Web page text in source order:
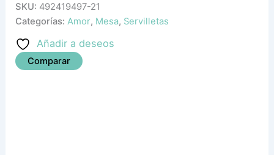
SKU: 492419497-21
Categorías: Amor, Mesa, Servilletas
Añadir a deseos
Comparar